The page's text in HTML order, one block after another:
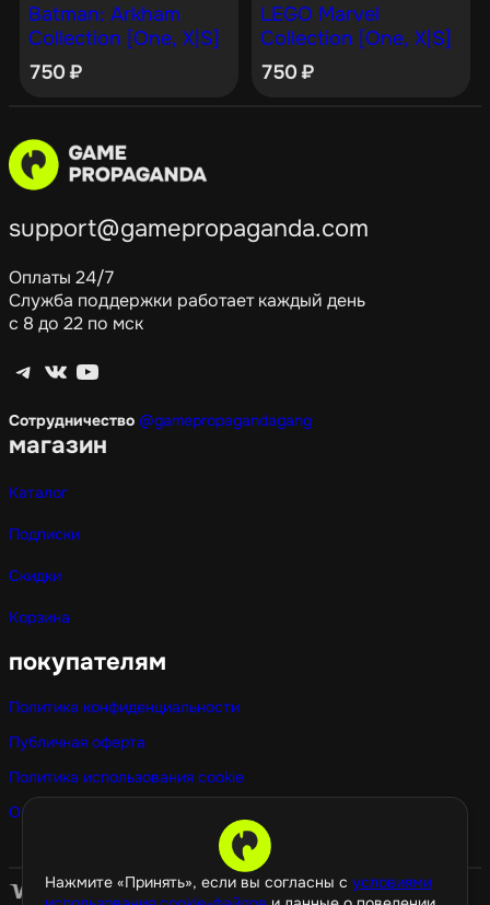
Нажмите «Принять», если вы согласны с условиями
Batman: Arkham
Collection [One, X|S]
750₽
LEGO Marvel
Collection [One, X|S]
750₽
support@gamepropaganda.com
Оплаты 24/7
Служба поддержки работает каждый день
с 8 до 22 по мск
Telegram ВКонтакте YouTube
Сотрудничество @gamepropagandagang
магазин
Каталог
Подписки
Скидки
Корзина
покупателям
Политика конфиденциальности
Публичная оферта
Политика использования cookie
Оптовые покупки